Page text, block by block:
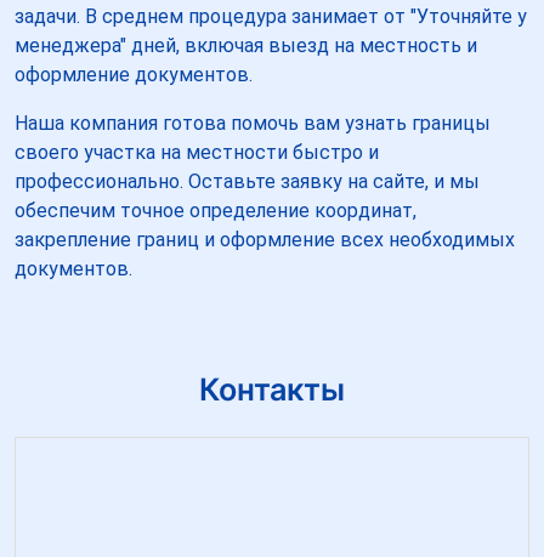
задачи. В среднем процедура занимает от "Уточняйте у
менеджера" дней, включая выезд на местность и
оформление документов.
Наша компания готова помочь вам узнать границы
своего участка на местности быстро и
профессионально. Оставьте заявку на сайте, и мы
обеспечим точное определение координат,
закрепление границ и оформление всех необходимых
документов.
Контакты